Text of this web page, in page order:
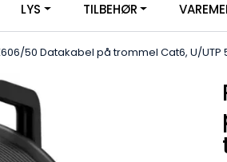
LYS TILBEHØR
50 Datakabel på trommel Cat6, U/